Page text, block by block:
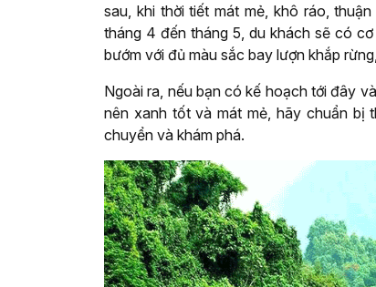
sau, khi thời tiết mát mẻ, khô ráo,
tháng 4 đến tháng 5, du khách sẽ có
bướm với đủ màu sắc bay lượn khắp
Ngoài ra, nếu bạn có kế hoạch tới đây
nên xanh tốt và mát mẻ, hãy chuẩn bị
chuyển và khám phá.